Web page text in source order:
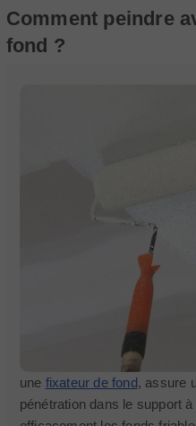
Comment peindre
fond ?
une fixateur de fond, assure
pénétration dans le support